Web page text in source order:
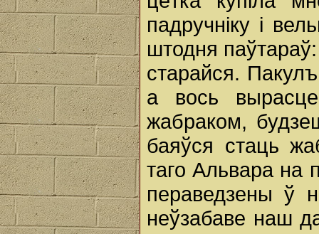
падручніку i
штодня
старайся.
а вось
жабраком,
баяўся стаць
таго Альвара на
пераведзены ў
неўзабаве наш